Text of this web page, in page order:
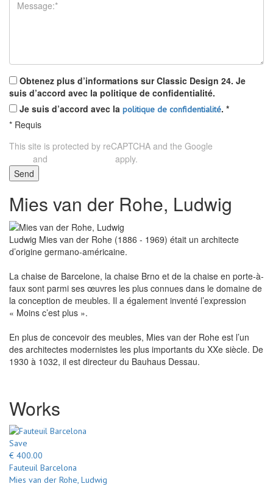
Obtenez plus d’informations sur Classic Design 24. Je
suis d’accord avec la politique de confidentialité.
Je suis d’accord avec la politique de confidentialité. *
* Requis
This site is protected by reCAPTCHA and the Google
and
apply.
Send
Mies van der Rohe, Ludwig
Ludwig Mies van der Rohe (1886 - 1969) était un architecte
d’origine germano-américaine.
La chaise de Barcelone, la chaise Brno et de la chaise en porte-à-
faux sont parmi ses œuvres les plus connues dans le domaine de
la conception de meubles. Il a également inventé l’expression
« Moins c’est plus ».
En plus de concevoir des meubles, Mies van der Rohe est l’un
des architectes modernistes les plus importants du XXe siècle. De
1930 à 1032, il est directeur du Bauhaus Dessau.
Works
Save
€ 400.00
Fauteuil Barcelona
Mies van der Rohe, Ludwig